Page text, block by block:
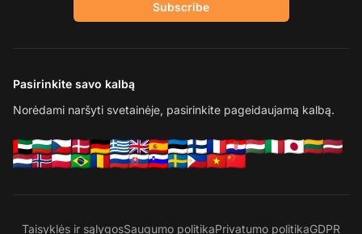
Subscribe
Pasirinkite savo kalbą
Norėdami naršyti svetainėje, pasirinkite pageidaujamą kalbą.
Taisyklės ir sąlygosSaugumo politikaPrivatumo politikaGDPR